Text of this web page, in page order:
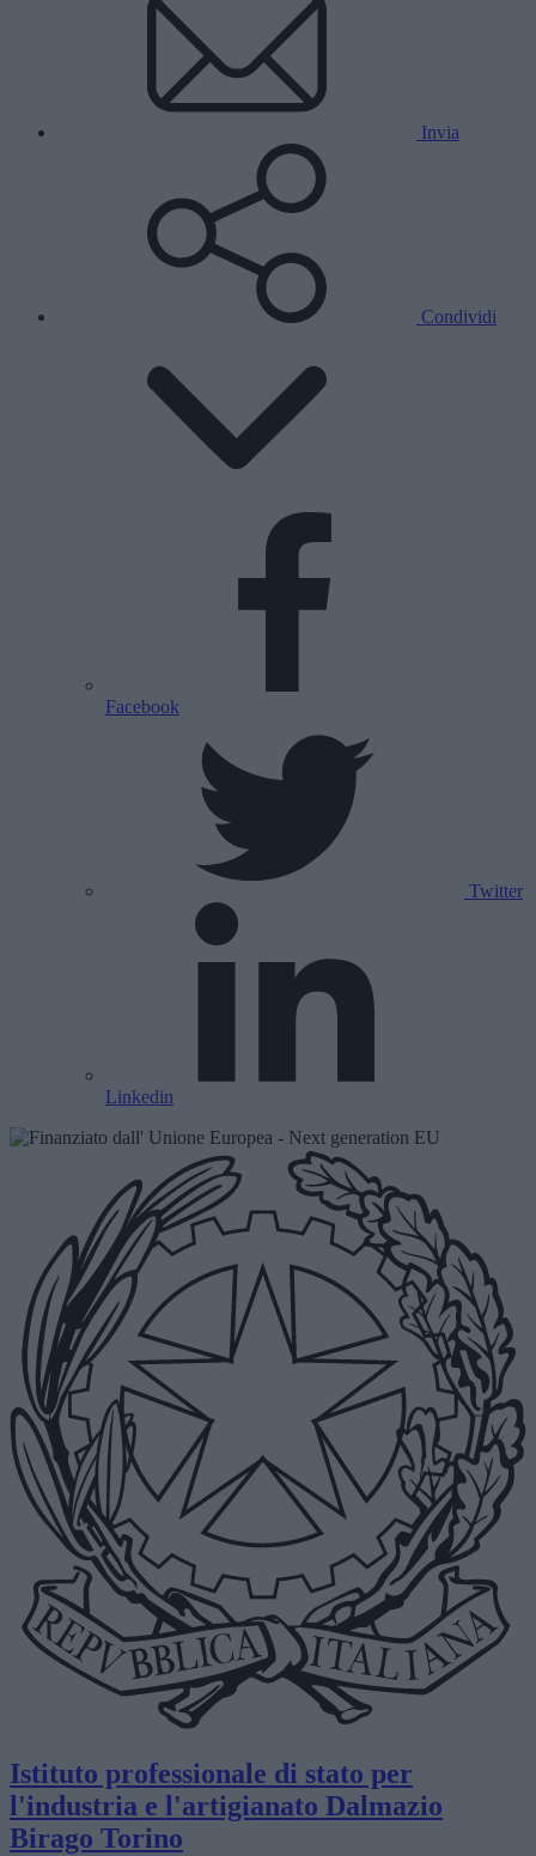
Invia
Condividi
Facebook
Twitter
Linkedin
Istituto professionale di stato per
l'industria e l'artigianato Dalmazio
Birago Torino